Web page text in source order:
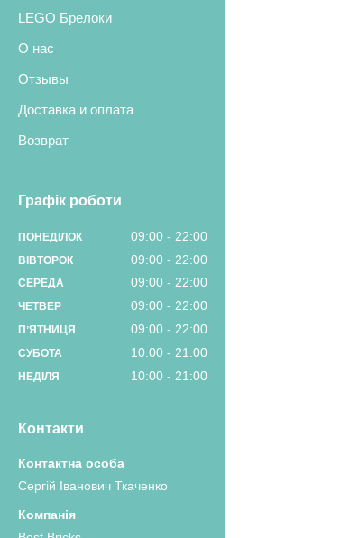
LEGO Брелоки
О нас
Отзывы
Доставка и оплата
Возврат
Графік роботи
ПОНЕДІЛОК 09:00 22:00
ВІВТОРОК 09:00 22:00
СЕРЕДА 09:00 22:00
ЧЕТВЕР 09:00 22:00
ПʼЯТНИЦЯ 09:00 22:00
СУБОТА 10:00 21:00
НЕДІЛЯ 10:00 21:00
Контакти
Сергій Іванович Ткаченко